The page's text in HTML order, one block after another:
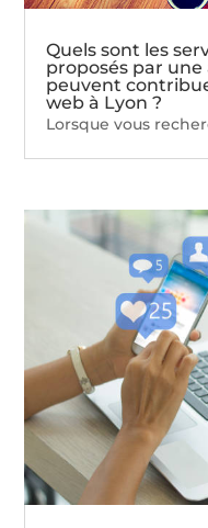
Quels sont les
proposés par
peuvent
web à Lyon ?
Lorsque vous